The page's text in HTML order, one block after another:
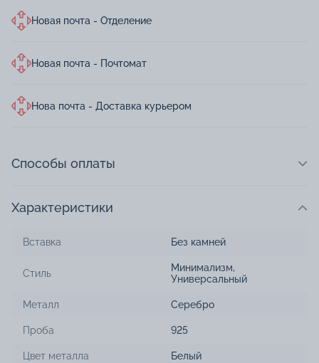
Новая почта - Отделение
Новая почта - Почтомат
Нова почта - Доставка курьером
Способы оплаты
Характеристики
Вставка Без камней
Стиль Минимализм,
Универсальный
Металл Серебро
Проба 925
Цвет металла Белый